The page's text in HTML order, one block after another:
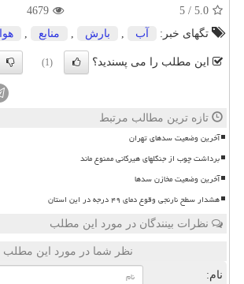
5.0
/
5
4679
تگهای خبر:
آب بارش منابع هوا
این مطلب را می پسندید؟ (1)
تازه ترین مطالب مرتبط
آخرین وضعیت سدهای تهران
برداشت چوب از جنگلهای هیرکانی ممنوع ماند
آخرین وضعیت مخازن سدها
هشدار سطح نارنجی وقوع دمای ۴۹ درجه در این استان
نظرات بینندگان در مورد این مطلب
نظر شما در مورد این مطلب
نام: